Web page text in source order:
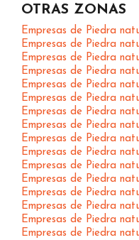
OTRAS ZONAS
Empresas de Piedra
Empresas de Piedra
Empresas de Piedra
Empresas de Piedra
Empresas de Piedra
Empresas de Piedra
Empresas de Piedra
Empresas de Piedra
Empresas de Piedra
Empresas de Piedra
Empresas de Piedra
Empresas de Piedra
Empresas de Piedra
Empresas de Piedra
Empresas de Piedra
Empresas de Piedra